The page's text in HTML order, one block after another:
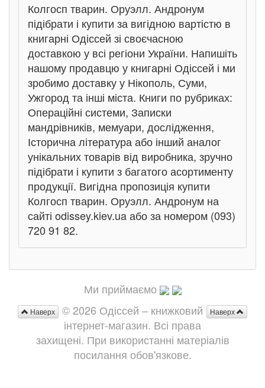
Колгосп тварин. Оруэлл. Андронум
підібрати і купити за вигідною вартістю в
книгарні Одіссей зі своєчасною
доставкою у всі регіони України. Напишіть
нашому продавцю у книгарні Одіссей і ми
зробимо доставку у Нікополь, Суми,
Ужгород та інші міста. Книги по рубриках:
Операційні системи, Записки
мандрівників, мемуари, дослідження,
Історична література або інший аналог
унікальних товарів від виробника, зручно
підібрати і купити з багатого асортименту
продукції. Вигідна пропозиція купити
Колгосп тварин. Оруэлл. Андронум на
сайті odissey.kiev.ua або за номером (093)
720 91 82.
Ми приймаємо
Наверх
Наверх
© 2026 Одіссей – книжковий
інтернет-магазин. Всі права
захищені. При використанні матеріалів
посилання обов'язкове.